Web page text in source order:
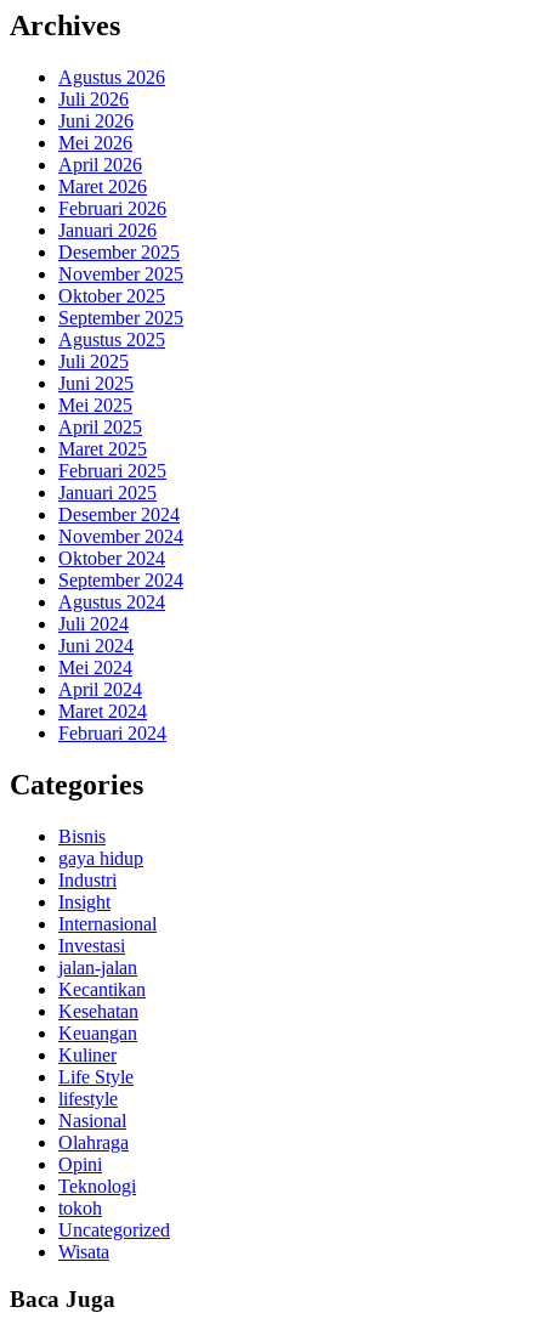
Archives
Agustus 2026
Juli 2026
Juni 2026
Mei 2026
April 2026
Maret 2026
Februari 2026
Januari 2026
Desember 2025
November 2025
Oktober 2025
September 2025
Agustus 2025
Juli 2025
Juni 2025
Mei 2025
April 2025
Maret 2025
Februari 2025
Januari 2025
Desember 2024
November 2024
Oktober 2024
September 2024
Agustus 2024
Juli 2024
Juni 2024
Mei 2024
April 2024
Maret 2024
Februari 2024
Categories
Bisnis
gaya hidup
Industri
Insight
Internasional
Investasi
jalan-jalan
Kecantikan
Kesehatan
Keuangan
Kuliner
Life Style
lifestyle
Nasional
Olahraga
Opini
Teknologi
tokoh
Uncategorized
Wisata
Baca Juga